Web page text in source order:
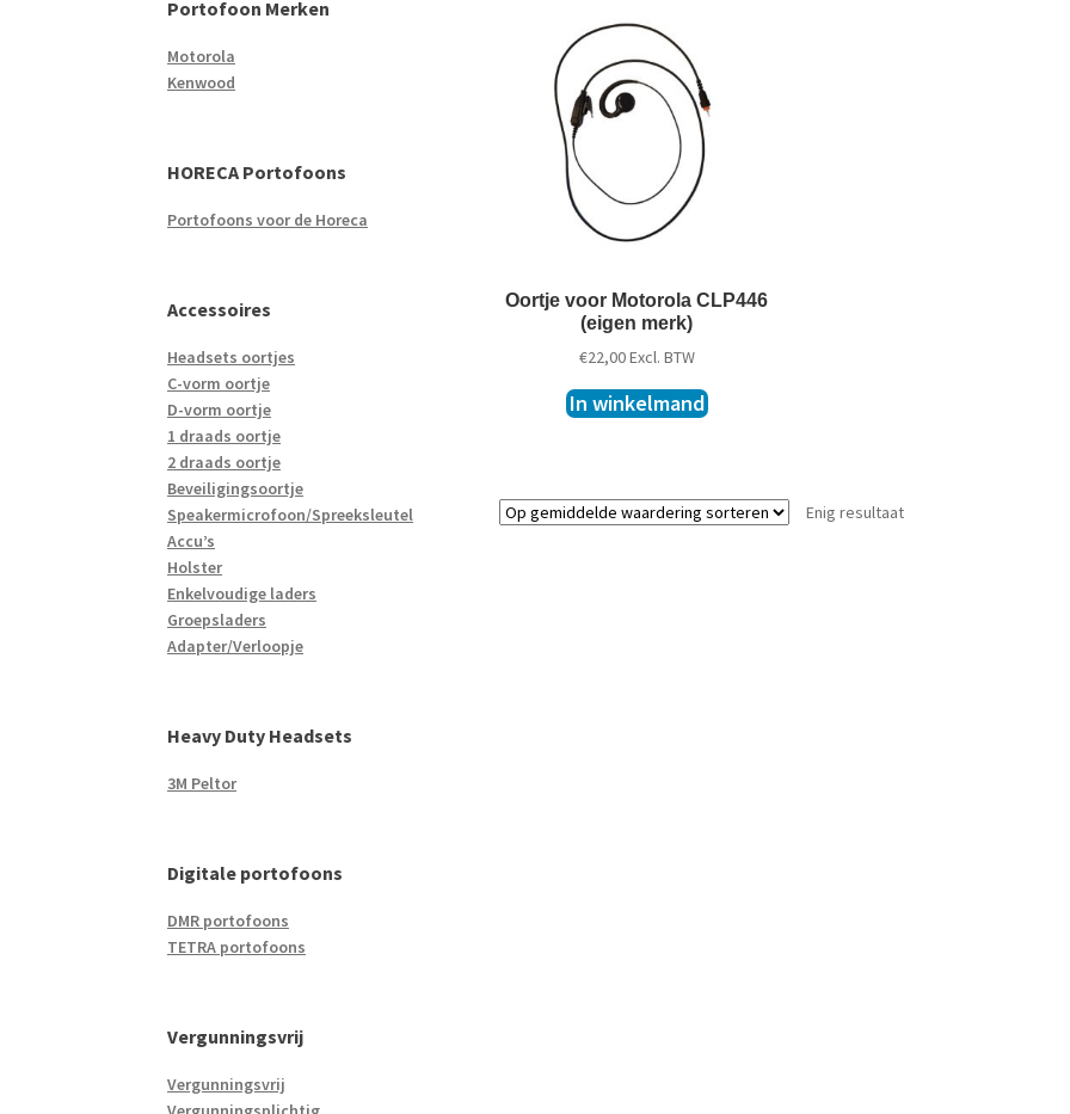
Oortje voor Motorola CLP446
(eigen merk)
€22,00Excl. BTW
In winkelmand
Enig resultaat
Portofoon Merken
Motorola
Kenwood
HORECA Portofoons
Portofoons voor de Horeca
Accessoires
Headsets oortjes
C-vorm oortje
D-vorm oortje
1 draads oortje
2 draads oortje
Beveiligingsoortje
Speakermicrofoon/Spreeksleutel
Accu’s
Holster
Enkelvoudige laders
Groepsladers
Adapter/Verloopje
Heavy Duty Headsets
3M Peltor
Digitale portofoons
DMR portofoons
TETRA portofoons
Vergunningsvrij
Vergunningsvrij